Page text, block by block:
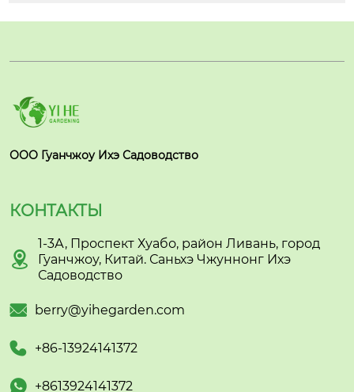
ООО Гуанчжоу Ихэ Садоводство
КОНТАКТЫ

1-3А, Проспект Хуабо, район Ливань, город
Гуанчжоу, Китай. Саньхэ Чжуннонг Ихэ
Садоводство
 berry@yihegarden.com
 +86-13924141372
 +8613924141372